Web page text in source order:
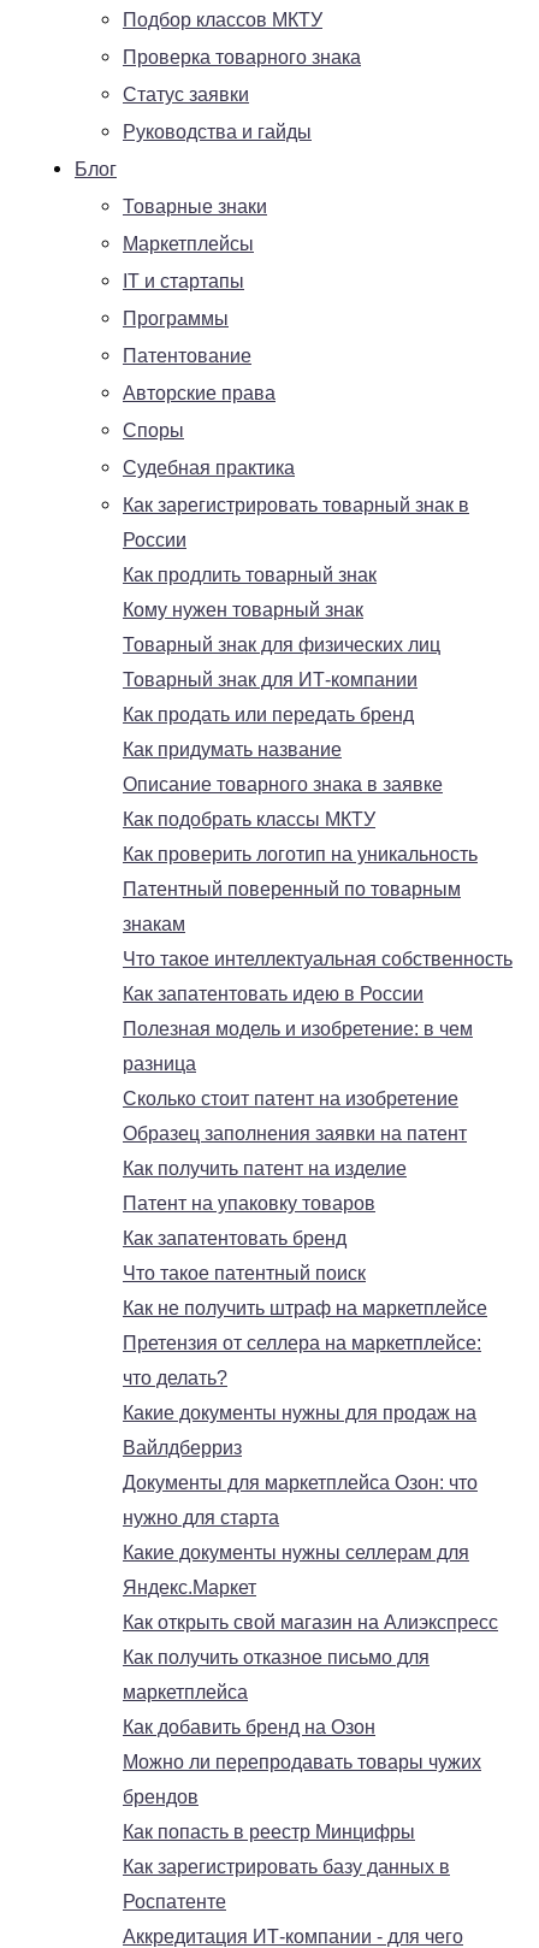
Подбор классов МКТУ
Проверка товарного знака
Статус заявки
Руководства и гайды
Блог
Товарные знаки
Маркетплейсы
IT и стартапы
Программы
Патентование
Авторские права
Споры
Судебная практика
Как зарегистрировать товарный знак в
России
Как продлить товарный знак
Кому нужен товарный знак
Товарный знак для физических лиц
Товарный знак для ИТ-компании
Как продать или передать бренд
Как придумать название
Описание товарного знака в заявке
Как подобрать классы МКТУ
Как проверить логотип на уникальность
Патентный поверенный по товарным
знакам
Что такое интеллектуальная собственность
Как запатентовать идею в России
Полезная модель и изобретение: в чем
разница
Сколько стоит патент на изобретение
Образец заполнения заявки на патент
Как получить патент на изделие
Патент на упаковку товаров
Как запатентовать бренд
Что такое патентный поиск
Как не получить штраф на маркетплейсе
Претензия от селлера на маркетплейсе:
что делать?
Какие документы нужны для продаж на
Вайлдберриз
Документы для маркетплейса Озон: что
нужно для старта
Какие документы нужны селлерам для
Яндекс.Маркет
Как открыть свой магазин на Алиэкспресс
Как получить отказное письмо для
маркетплейса
Как добавить бренд на Озон
Можно ли перепродавать товары чужих
брендов
Как попасть в реестр Минцифры
Как зарегистрировать базу данных в
Роспатенте
Аккредитация ИТ-компании - для чего